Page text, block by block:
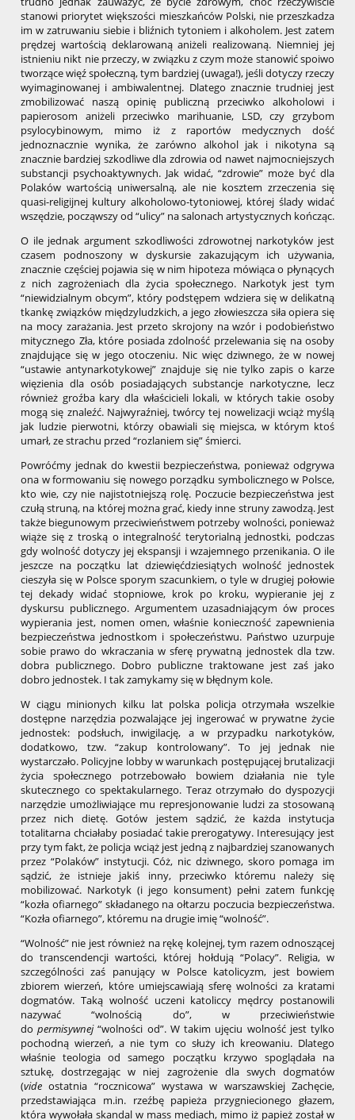
stanowi priorytet większości mieszkańców Polski, nie przeszkadza
im w zatruwaniu siebie i bliźnich tytoniem i alkoholem. Jest zatem
prędzej wartością deklarowaną aniżeli realizowaną. Niemniej jej
istnieniu nikt nie przeczy, w związku z czym może stanowić spoiwo
tworzące więź społeczną, tym bardziej (uwaga!), jeśli dotyczy rzeczy
wyimaginowanej i ambiwalentnej. Dlatego znacznie trudniej jest
zmobilizować naszą opinię publiczną przeciwko alkoholowi i
papierosom aniżeli przeciwko marihuanie, LSD, czy grzybom
psylocybinowym, mimo iż z raportów medycznych dość
jednoznacznie wynika, że zarówno alkohol jak i nikotyna są
znacznie bardziej szkodliwe dla zdrowia od nawet najmocniejszych
substancji psychoaktywnych. Jak widać, “zdrowie” może być dla
Polaków wartością uniwersalną, ale nie kosztem zrzeczenia się
quasi-religijnej kultury alkoholowo-tytoniowej, której ślady widać
wszędzie, począwszy od “ulicy” na salonach artystycznych kończąc.
O ile jednak argument szkodliwości zdrowotnej narkotyków jest
czasem podnoszony w dyskursie zakazującym ich używania,
znacznie częściej pojawia się w nim hipoteza mówiąca o płynących
z nich zagrożeniach dla życia społecznego. Narkotyk jest tym
“niewidzialnym obcym”, który podstępem wdziera się w delikatną
tkankę związków międzyludzkich, a jego złowieszcza siła opiera się
na mocy zarażania. Jest przeto skrojony na wzór i podobieństwo
mitycznego Zła, które posiada zdolność przelewania się na osoby
znajdujące się w jego otoczeniu. Nic więc dziwnego, że w nowej
“ustawie antynarkotykowej” znajduje się nie tylko zapis o karze
więzienia dla osób posiadających substancje narkotyczne, lecz
również groźba kary dla właścicieli lokali, w których takie osoby
mogą się znaleźć. Najwyraźniej, twórcy tej nowelizacji wciąż myślą
jak ludzie pierwotni, którzy obawiali się miejsca, w którym ktoś
umarł, ze strachu przed “rozlaniem się” śmierci.
Powróćmy jednak do kwestii bezpieczeństwa, ponieważ odgrywa
ona w formowaniu się nowego porządku symbolicznego w Polsce,
kto wie, czy nie najistotniejszą rolę. Poczucie bezpieczeństwa jest
czułą struną, na której można grać, kiedy inne struny zawodzą. Jest
także biegunowym przeciwieństwem potrzeby wolności, ponieważ
wiąże się z troską o integralność terytorialną jednostki, podczas
gdy wolność dotyczy jej ekspansji i wzajemnego przenikania. O ile
jeszcze na początku lat dziewięćdziesiątych wolność jednostek
cieszyła się w Polsce sporym szacunkiem, o tyle w drugiej połowie
tej dekady widać stopniowe, krok po kroku, wypieranie jej z
dyskursu publicznego. Argumentem uzasadniającym ów proces
wypierania jest, nomen omen, właśnie konieczność zapewnienia
bezpieczeństwa jednostkom i społeczeństwu. Państwo uzurpuje
sobie prawo do wkraczania w sferę prywatną jednostek dla tzw.
dobra publicznego. Dobro publiczne traktowane jest zaś jako
dobro jednostek. I tak zamykamy się w błędnym kole.
W ciągu minionych kilku lat polska policja otrzymała wszelkie
dostępne narzędzia pozwalające jej ingerować w prywatne życie
jednostek: podsłuch, inwigilację, a w przypadku narkotyków,
dodatkowo, tzw. “zakup kontrolowany”. To jej jednak nie
wystarczało. Policyjne lobby w warunkach postępującej brutalizacji
życia społecznego potrzebowało bowiem działania nie tyle
skutecznego co spektakularnego. Teraz otrzymało do dyspozycji
narzędzie umożliwiające mu represjonowanie ludzi za stosowaną
przez nich dietę. Gotów jestem sądzić, że każda instytucja
totalitarna chciałaby posiadać takie prerogatywy. Interesujący jest
przy tym fakt, że policja wciąż jest jedną z najbardziej szanowanych
przez “Polaków” instytucji. Cóż, nic dziwnego, skoro pomaga im
sądzić, że istnieje jakiś inny, przeciwko któremu należy się
mobilizować. Narkotyk (i jego konsument) pełni zatem funkcję
“kozła ofiarnego” składanego na ołtarzu poczucia bezpieczeństwa.
“Kozła ofiarnego”, któremu na drugie imię “wolność”.
“Wolność” nie jest również na rękę kolejnej, tym razem odnoszącej
do transcendencji wartości, której hołdują “Polacy”. Religia, w
szczególności zaś panujący w Polsce katolicyzm, jest bowiem
zbiorem wierzeń, które umiejscawiają sferę wolności za kratami
dogmatów. Taką wolność uczeni katoliccy mędrcy postanowili
nazywać “wolnością do”, w przeciwieństwie
dopermisywnej“wolności od”. W takim ujęciu wolność jest tylko
pochodną wierzeń, a nie tym co służy ich kreowaniu. Dlatego
właśnie teologia od samego początku krzywo spoglądała na
sztukę, dostrzegając w niej zagrożenie dla swych dogmatów
(vide ostatnia “rocznicowa” wystawa w warszawskiej Zachęcie,
przedstawiająca m.in. rzeźbę papieża przygniecionego głazem,
która wywołała skandal w mass mediach, mimo iż papież został w